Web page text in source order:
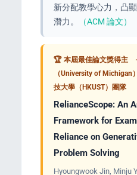
新分配教學心力，凸
潛力。
（ACM 論文）
🏆 本屆最佳論文獎得主
（University of Michigan
技大學（HKUST）團隊
RelianceScope: An
Framework for
Reliance on
Problem Solving
Hyoungwook Jin, Minju